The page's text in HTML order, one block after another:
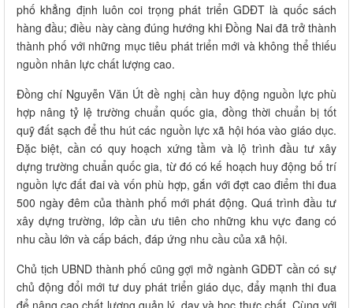
phố khẳng định luôn coi trọng phát triển GDĐT là quốc sách
hàng đầu; điều này càng đúng hướng khi Đồng Nai đã trở thành
thành phố với những mục tiêu phát triển mới và không thể thiếu
nguồn nhân lực chất lượng cao.
Đồng chí Nguyễn Văn Út đề nghị cần huy động nguồn lực phù
hợp nâng tỷ lệ trường chuẩn quốc gia, đồng thời chuẩn bị tốt
quỹ đất sạch để thu hút các nguồn lực xã hội hóa vào giáo dục.
Đặc biệt, cần có quy hoạch xứng tầm và lộ trình đầu tư xây
dựng trường chuẩn quốc gia, từ đó có kế hoạch huy động bố trí
nguồn lực đất đai và vốn phù hợp, gắn với đợt cao điểm thi đua
500 ngày đêm của thành phố mới phát động. Quá trình đầu tư
xây dựng trường, lớp cần ưu tiên cho những khu vực đang có
nhu cầu lớn và cấp bách, đáp ứng nhu cầu của xã hội.
Chủ tịch UBND thành phố cũng gợi mở ngành GDĐT cần có sự
chủ động đổi mới tư duy phát triển giáo dục, đẩy mạnh thi đua
để nâng cao chất lượng quản lý, dạy và học thực chất. Cùng với